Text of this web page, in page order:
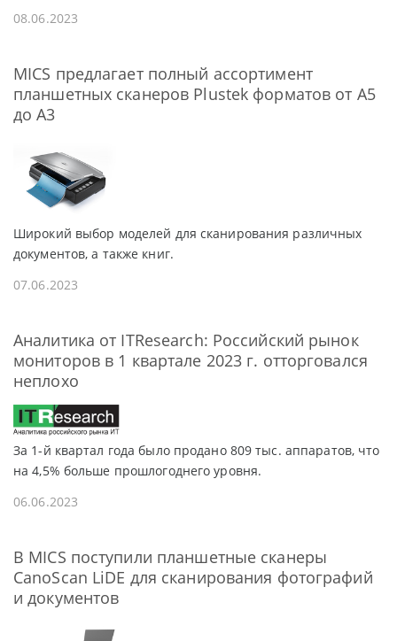
08.06.2023
MICS предлагает полный ассортимент
планшетных сканеров Plustek форматов от A5
до A3
Широкий выбор моделей для сканирования различных
документов, а также книг.
07.06.2023
Аналитика от ITResearch: Российский рынок
мониторов в 1 квартале 2023 г. отторговался
неплохо
За 1-й квартал года было продано 809 тыс. аппаратов, что
на 4,5% больше прошлогоднего уровня.
06.06.2023
В MICS поступили планшетные сканеры
CanoScan LiDE для сканирования фотографий
и документов